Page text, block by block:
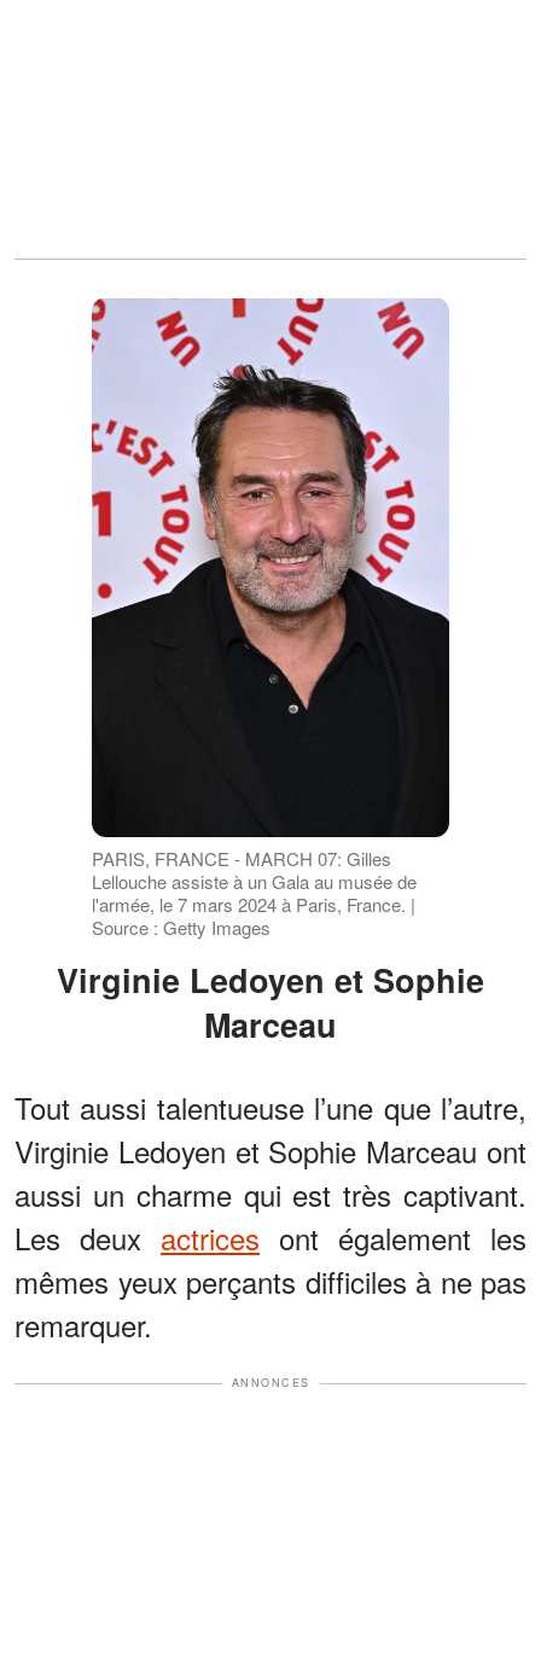
PARIS, FRANCE - MARCH 07: Gilles
Lellouche assiste à un Gala au musée de
l'armée, le 7 mars 2024 à Paris, France. |
Source : Getty Images
Virginie Ledoyen et Sophie
Marceau
Tout aussi talentueuse l’une que l’autre,
Virginie Ledoyen et Sophie Marceau ont
aussi un charme qui est très captivant.
Les deux actrices ont également les
mêmes yeux perçants difficiles à ne pas
remarquer.
ANNONCES